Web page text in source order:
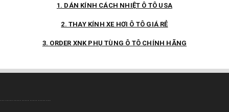
1. DÁN KÍNH CÁCH NHIỆT Ô TÔ USA
2. THAY KÍNH XE HƠI Ô TÔ GIÁ RẺ
3. ORDER XNK PHỤ TÙNG Ô TÔ CHÍNH HÃNG
...............................